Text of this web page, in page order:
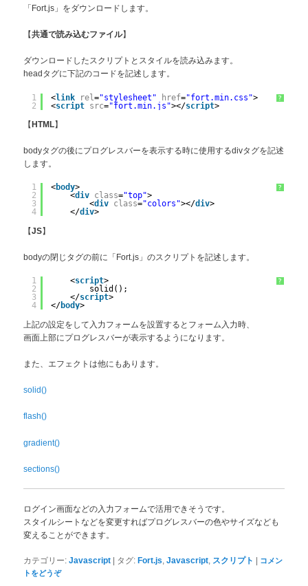
「Fort.js」をダウンロードします。
【共通で読み込むファイル】
ダウンロードしたスクリプトとスタイルを読み込みます。
headタグに下記のコードを記述します。
?
1
2
<link rel ="stylesheet" href="fort.min.css">
<script src="fort.min.js"></script>
【 HTML】
bodyタグの後にプログレスバーを表示する時に使用するdivタグを記述
します。
?
1
2
3
4
<body>
<div class="top">
<div class="colors"></div>
</div>
【JS】
bodyの閉じタグの前に「Fort.js」のスクリプトを記述します。
?
1
2
3
4
<script>
solid();
</script>
</body>
上記の設定をして入力フォームを設置するとフォーム入力時、
画面上部にプログレスバーが表示するようになります。
また、エフェクトは他にもあります。
solid()
flash()
gradient()
sections()
ログイン画面などの入力フォームで活用できそうです。
スタイルシートなどを変更すればプログレスバーの色やサイズなども
変えることができます。
カテゴリー: Javascript タグ: Fort.js ,Javascript スクリプト
コメン
トをどうぞ